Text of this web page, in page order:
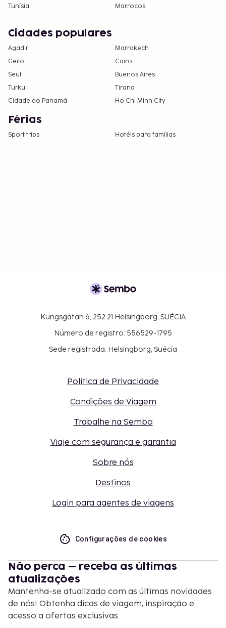
Tunísia
Marrocos
Cidades populares
Agadir
Marrakech
Geilo
Cairo
Seul
Buenos Aires
Turku
Tirana
Cidade do Panamá
Ho Chi Minh City
Férias
Sport trips Hotéis para famílias
Kungsgatan 6, 252 21 Helsingborg, SUÉCIA
Número de registro: 556529-1795
Sede registrada: Helsingborg, Suécia
Política de Privacidade
Condições de Viagem
Trabalhe na Sembo
Viaje com segurança e garantia
Sobre nós
Destinos
Login para agentes de viagens
Configurações de cookies
Não perca – receba as últimas
atualizações
Mantenha-se atualizado com as últimas novidades
de nós! Obtenha dicas de viagem, inspiração e
acesso a ofertas exclusivas.